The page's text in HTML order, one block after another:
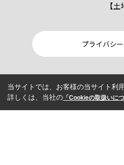
【
プライバシ
当サイトでは、お客様の当サイト利
詳しくは、当社の 「Cookieの取扱いに